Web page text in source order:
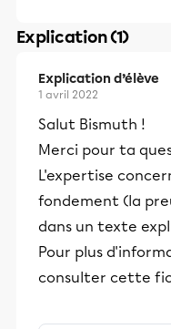
Explication (1)
Explication d’élève
1 avril 2022
Salut Bismuth !
Merci pour ta
L'expertise
fondement (la
dans un texte
Pour plus
consulter cette